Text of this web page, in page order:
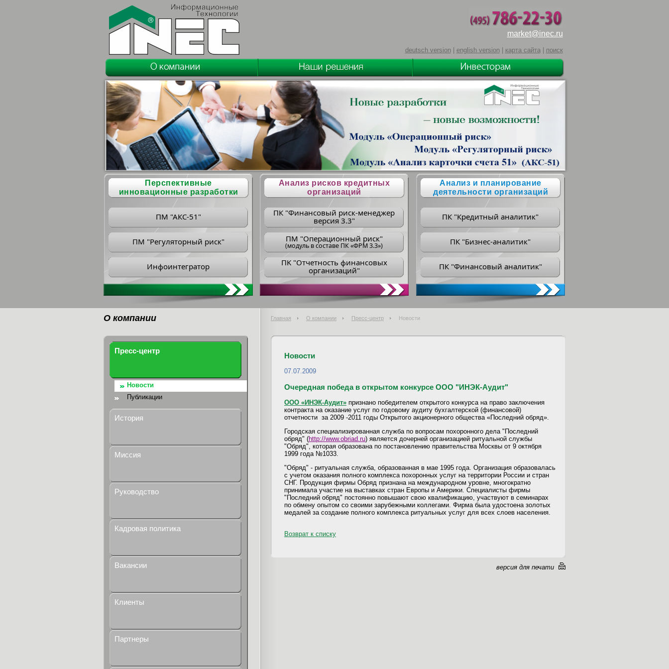
market@inec.ru
deutsch version| english version| карта сайта| поиск
Перспективные
инновационные разработки
ПМ "АКС-51"
ПМ "Регуляторный риск"
Инфоинтегратор
Анализ рисков кредитных
организаций
ПК "Финансовый риск-менеджер
версия 3.3"
ПM "Операционный риск"
(модуль в составе ПК «ФРМ 3.3»)
ПK "Отчетность финансовых
организаций"
Анализ и планирование
деятельности организаций
ПК "Кредитный аналитик"
ПК "Бизнес-аналитик"
ПК "Финансовый аналитик"
О компании Главная О компании Пресс-центр Новости
Пресс-центр
Новости
Публикации
История
Миссия
Руководство
Кадровая политика
Вакансии
Клиенты
Партнеры
Новости
07.07.2009
Очередная победа в открытом конкурсе ООО "ИНЭК-Аудит"
ООО «ИНЭК-Аудит» признано победителем открытого конкурса на право заключения
контракта на оказание услуг по годовому аудиту бухгалтерской (финансовой)
отчетности за 2009 -2011 годы Открытого акционерного общества «Последний обряд».
Городская специализированная служба по вопросам похоронного дела "Последний
обряд" (http://www.obriad.ru) является дочерней организацией ритуальной службы
"Обряд", которая образована по постановлению правительства Москвы от 9 октября
1999 года №1033.
"Обряд" - ритуальная служба, образованная в мае 1995 года. Организация образовалась
с учетом оказания полного комплекса похоронных услуг на территории России и стран
СНГ. Продукция фирмы Обряд признана на международном уровне, многократно
принимала участие на выставках стран Европы и Америки. Специалисты фирмы
"Последний обряд" постоянно повышают свою квалификацию, участвуют в семинарах
по обмену опытом со своими зарубежными коллегами. Фирма была удостоена золотых
медалей за создание полного комплекса ритуальных услуг для всех слоев населения.
Возврат к списку
версия для печати